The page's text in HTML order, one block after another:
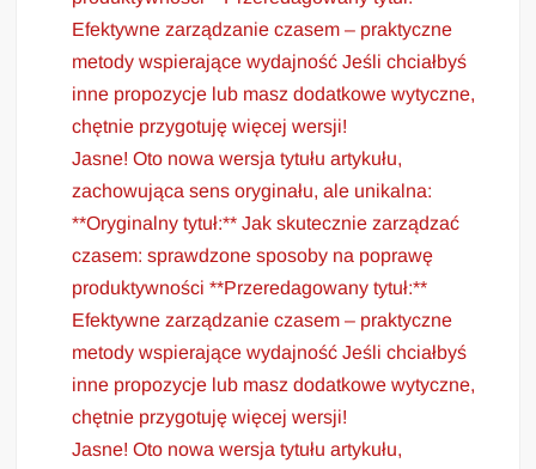
Efektywne zarządzanie czasem – praktyczne
metody wspierające wydajność Jeśli chciałbyś
inne propozycje lub masz dodatkowe wytyczne,
chętnie przygotuję więcej wersji!
Jasne! Oto nowa wersja tytułu artykułu,
zachowująca sens oryginału, ale unikalna:
**Oryginalny tytuł:** Jak skutecznie zarządzać
czasem: sprawdzone sposoby na poprawę
produktywności **Przeredagowany tytuł:**
Efektywne zarządzanie czasem – praktyczne
metody wspierające wydajność Jeśli chciałbyś
inne propozycje lub masz dodatkowe wytyczne,
chętnie przygotuję więcej wersji!
Jasne! Oto nowa wersja tytułu artykułu,